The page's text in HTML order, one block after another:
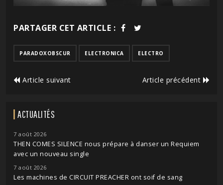
PARTAGER CET ARTICLE :
PARADOXOBSCUR ELECTRONICA ELECTRO
Article suivant Article précédent
ACTUALITÉS
7 août 2026
THEN COMES SILENCE nous prépare à danser un Requiem
avec un nouveau single
7 août 2026
Les machines de CIRCUIT PREACHER ont soif de sang